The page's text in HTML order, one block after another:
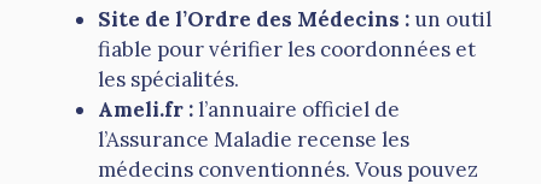
Site de l’Ordre des Médecins : un outil
fiable pour vérifier les coordonnées et
les spécialités.
Ameli.fr :l’annuaire officiel de
l’Assurance Maladie recense les
médecins conventionnés. Vous pouvez